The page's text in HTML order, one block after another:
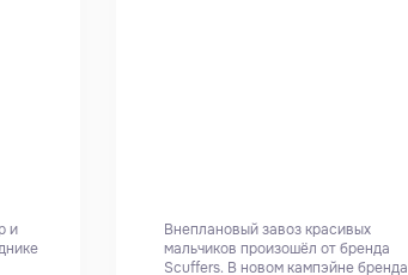
и
Внеплановый завоз красивых
мальчиков произошёл от бренда
Scuffers. В новом кампэйне бренда